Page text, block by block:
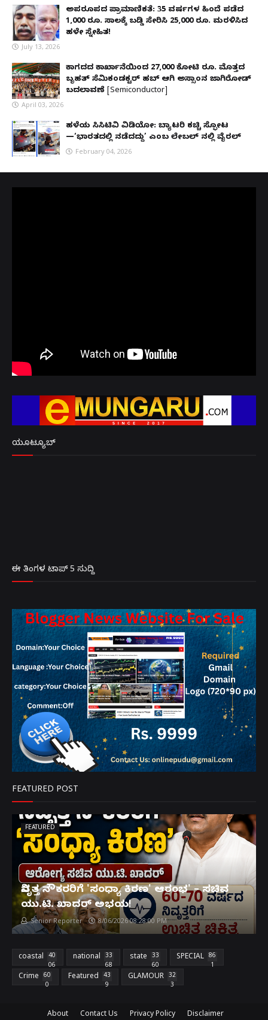
ಅಪರೂಪದ ಪ್ರಾಮಾಣಿಕತೆ: 35 ವರ್ಷಗಳ ಹಿಂದೆ ಪಡೆದ
1,000 ರೂ. ಸಾಲಕ್ಕೆ ಬಡ್ಡಿ ಸೇರಿಸಿ 25,000 ರೂ. ಮರಳಿಸಿದ
ಹಳೇ ಸ್ನೇಹಿತ!
July 13, 2026
ಕಾಗದದ ಕಾರ್ಖಾನೆಯಿಂದ 27,000 ಕೋಟಿ ರೂ. ಮೊತ್ತದ
ಬೃಹತ್ ಸೆಮಿಕಂಡಕ್ಟರ್ ಹಬ್ ಆಗಿ ಅಸ್ಸಾಂನ ಜಾಗಿರೋಡ್
ಬದಲಾವಣೆ [Semiconductor]
April 03, 2026
ಹಳೆಯ ಸಿಸಿಟಿವಿ ವಿಡಿಯೋ: ಬ್ಯಾಟರಿ ಕಚ್ಚಿ ಸ್ಫೋಟ
—‘ಭಾರತದಲ್ಲಿ ನಡೆದದ್ದು’ ಎಂಬ ಲೇಬಲ್ ನಲ್ಲಿ ವೈರಲ್
February 04, 2026
ಯೂಟ್ಯೂಬ್
ಈ ತಿಂಗಳ ಟಾಪ್ 5 ಸುದ್ದಿ
FEATURED POST
FEATURED
ನಿವೃತ್ತ ನೌಕರರಿಗೆ 'ಸಂಧ್ಯಾ ಕಿರಣ' ಆರಂಭ' – ಸಚಿವ
ಯು.ಟಿ. ಖಾದರ್ ಅಭಯ!
Senior Reporter 8/06/2026 08:28:00 PM
coastal
40
06
national
33
68
state
33
60
SPECIAL
86
1
Crime
60
0
Featured
43
9
GLAMOUR
32
3
About Contact Us Privacy Policy Disclaimer